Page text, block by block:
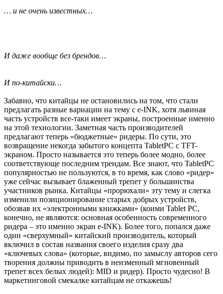
… и не очень известных…
И даже вообще без брендов…
И по-китайски…
Забавно, что китайцы не остановились на том, что стали
предлагать разные вариации на тему с e-INK, хотя львиная
часть устройств все-таки имеет экраны, построенные именно
на этой технологии. Заметная часть производителей
предлагают теперь «бюджетные» ридеры. По сути, это
возвращение некогда забытого концепта TabletPC с TFT-
экраном. Просто называется это теперь более модно, более
соответствующе последним трендам. Все знают, что TabletPC
популярностью не пользуются, в то время, как слово «ридер»
уже сейчас вызывает блаженный трепет у большинства
участников рынка. Китайцы «прорюхали» эту тему и слегка
изменили позиционирование старых добрых устройств,
обозвав их «электронными книжками» (коими Tablet PC,
конечно, не являются: основная особенность современного
ридера – это именно экран e-INK). Более того, попался даже
один «сверхумный» китайский производитель, который
включил в состав названия своего изделия сразу два
«ключевых слова» (которые, видимо, по замыслу авторов сего
творения должны приводить в неизменный мгновенный
трепет всех белых людей): MID и ридер). Просто чудесно! В
маркетинговой смекалке китайцам не откажешь!